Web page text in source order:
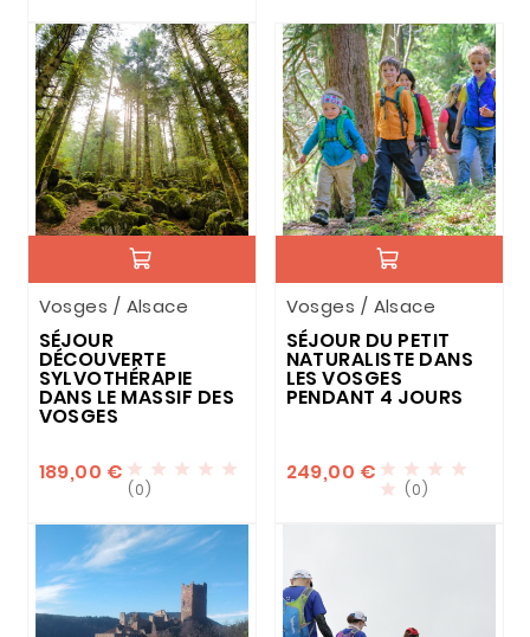
Vosges / Alsace
SÉJOUR
DÉCOUVERTE
SYLVOTHÉRAPIE
DANS LE MASSIF DES
VOSGES
189,00 €     
(0)
Vosges / Alsace
SÉJOUR DU PETIT
NATURALISTE DANS
LES VOSGES
PENDANT 4 JOURS
249,00 €    
 (0)